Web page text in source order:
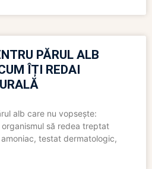
PĂRUL ALB
ÎȚI REDAI
alb care nu vopsește:
să redea treptat
testat dermatologic,